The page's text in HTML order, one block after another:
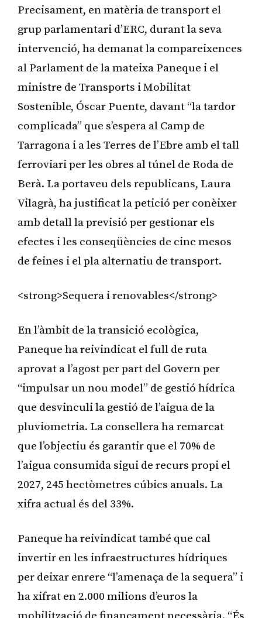
Precisament, en matèria de transport el
grup parlamentari d’ERC, durant la seva
intervenció, ha demanat la compareixences
al Parlament de la mateixa Paneque i el
ministre de Transports i Mobilitat
Sostenible, Óscar Puente, davant “la tardor
complicada” que s’espera al Camp de
Tarragona i a les Terres de l’Ebre amb el tall
ferroviari per les obres al túnel de Roda de
Berà. La portaveu dels republicans, Laura
Vilagrà, ha justificat la petició per conèixer
amb detall la previsió per gestionar els
efectes i les conseqüències de cinc mesos
de feines i el pla alternatiu de transport.
<strong>Sequera i renovables</strong>
En l’àmbit de la transició ecològica,
Paneque ha reivindicat el full de ruta
aprovat a l’agost per part del Govern per
“impulsar un nou model” de gestió hídrica
que desvinculi la gestió de l’aigua de la
pluviometria. La consellera ha remarcat
que l’objectiu és garantir que el 70% de
l’aigua consumida sigui de recurs propi el
2027, 245 hectòmetres cúbics anuals. La
xifra actual és del 33%.
Paneque ha reivindicat també que cal
invertir en les infraestructures hídriques
per deixar enrere “l’amenaça de la sequera” i
ha xifrat en 2.000 milions d’euros la